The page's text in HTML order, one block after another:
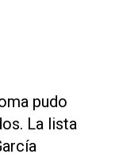
pudo
La lista